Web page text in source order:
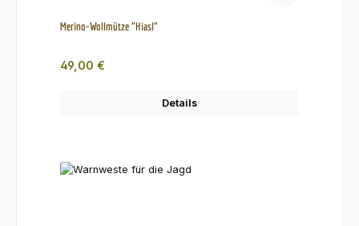
Merino-Wollmütze "Hiasl"
Regulärer Preis:
49,00 €
Details